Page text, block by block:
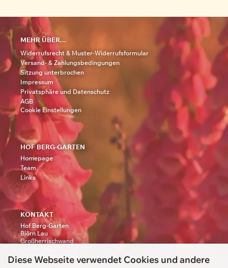
Diese Webseite verwendet Cookies und andere
MEHR ÜBER...
Widerrufsrecht & Muster-Widerrufsformular
Versand- & Zahlungsbedingungen
Sitzung unterbrochen
Impressum
Privatsphäre und Datenschutz
AGB
Cookie Einstellungen
HOF BERG-GARTEN
Homepage
Team
Links
KONTAKT
Hof Berg-Garten
Björn Lau
Großherrischwand
D 79737 Herrischried -